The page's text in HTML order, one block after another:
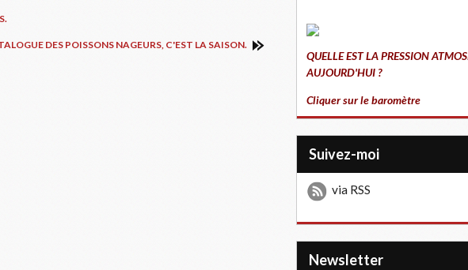
DES POISSONS NAGEURS, C'EST LA SAISON.
QUELLE EST LA PRESSION
AUJOURD'HUI ?
Cliquer sur le baromètre
Suivez-moi
via RSS
Newsletter